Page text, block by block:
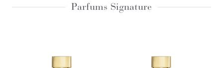
Parfums Signature